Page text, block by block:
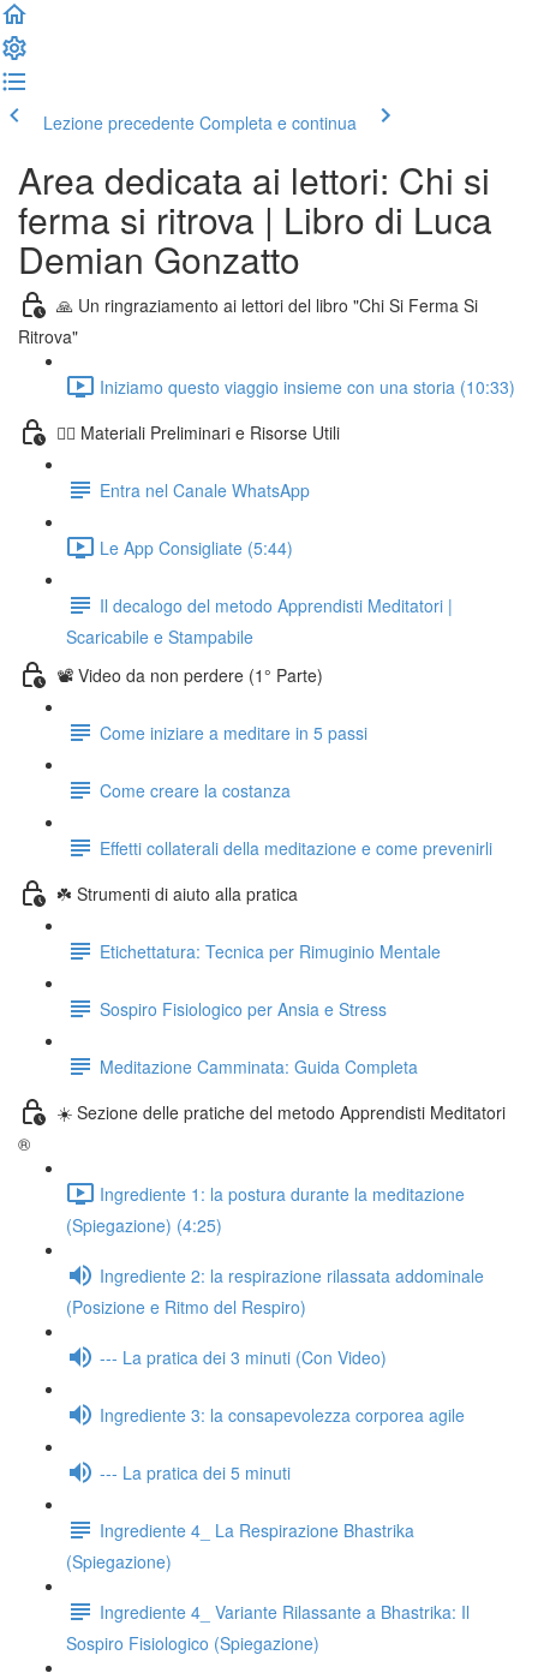
Lezione precedente Completa e continua
Area dedicata ai lettori: Chi si
ferma si ritrova | Libro di Luca
Demian Gonzatto
🙏 Un ringraziamento ai lettori del libro "Chi Si Ferma Si
Ritrova"
Iniziamo questo viaggio insieme con una storia (10:33)
🧙‍♂️ Materiali Preliminari e Risorse Utili
Entra nel Canale WhatsApp
Le App Consigliate (5:44)
Il decalogo del metodo Apprendisti Meditatori |
Scaricabile e Stampabile
📽️ Video da non perdere (1° Parte)
Come iniziare a meditare in 5 passi
Come creare la costanza
Effetti collaterali della meditazione e come prevenirli
☘️ Strumenti di aiuto alla pratica
Etichettatura: Tecnica per Rimuginio Mentale
Sospiro Fisiologico per Ansia e Stress
Meditazione Camminata: Guida Completa
☀️ Sezione delle pratiche del metodo Apprendisti Meditatori
®
Ingrediente 1: la postura durante la meditazione
(Spiegazione) (4:25)
Ingrediente 2: la respirazione rilassata addominale
(Posizione e Ritmo del Respiro)
--- La pratica dei 3 minuti (Con Video)
Ingrediente 3: la consapevolezza corporea agile
--- La pratica dei 5 minuti
Ingrediente 4_ La Respirazione Bhastrika
(Spiegazione)
Ingrediente 4_ Variante Rilassante a Bhastrika: Il
Sospiro Fisiologico (Spiegazione)